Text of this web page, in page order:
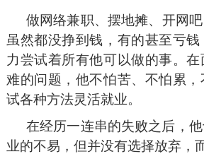
做网络兼职、摆地摊、开网
虽然都没挣到钱，有的甚至亏
力尝试着所有他可以做的事。
难的问题，他不怕苦、不怕累
试各种方法灵活就业。
在经历一连串的失败之后，
业的不易，但并没有选择放弃，而